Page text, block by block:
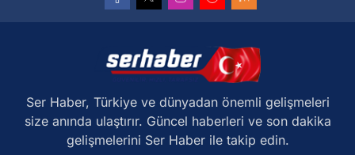
Ser Haber, Türkiye ve dünyadan önemli gelişmeleri
size anında ulaştırır. Güncel haberleri ve son dakika
gelişmelerini Ser Haber ile takip edin.